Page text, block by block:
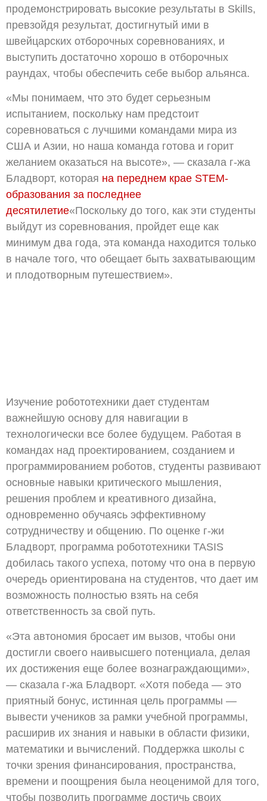
продемонстрировать высокие результаты в Skills,
превзойдя результат, достигнутый ими в
швейцарских отборочных соревнованиях, и
выступить достаточно хорошо в отборочных
раундах, чтобы обеспечить себе выбор альянса.
«Мы понимаем, что это будет серьезным
испытанием, поскольку нам предстоит
соревноваться с лучшими командами мира из
США и Азии, но наша команда готова и горит
желанием оказаться на высоте», — сказала г-жа
Бладворт, которая на переднем крае STEM-
образования за последнее
десятилетие«Поскольку до того, как эти студенты
выйдут из соревнования, пройдет еще как
минимум два года, эта команда находится только
в начале того, что обещает быть захватывающим
и плодотворным путешествием».
Изучение робототехники дает студентам
важнейшую основу для навигации в
технологически все более будущем. Работая в
командах над проектированием, созданием и
программированием роботов, студенты развивают
основные навыки критического мышления,
решения проблем и креативного дизайна,
одновременно обучаясь эффективному
сотрудничеству и общению. По оценке г-жи
Бладворт, программа робототехники TASIS
добилась такого успеха, потому что она в первую
очередь ориентирована на студентов, что дает им
возможность полностью взять на себя
ответственность за свой путь.
«Эта автономия бросает им вызов, чтобы они
достигли своего наивысшего потенциала, делая
их достижения еще более вознаграждающими»,
— сказала г-жа Бладворт. «Хотя победа — это
приятный бонус, истинная цель программы —
вывести учеников за рамки учебной программы,
расширив их знания и навыки в области физики,
математики и вычислений. Поддержка школы с
точки зрения финансирования, пространства,
времени и поощрения была неоценимой для того,
чтобы позволить программе достичь своих